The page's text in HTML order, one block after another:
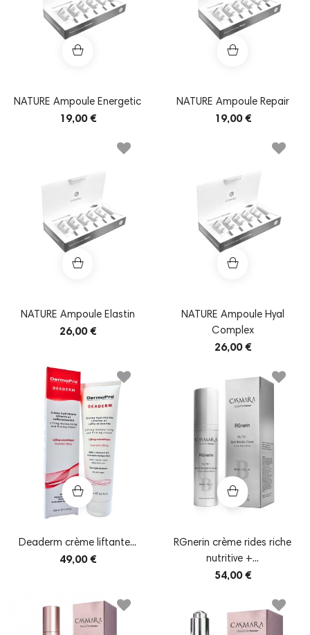
NATURE Ampoule Energetic
19,00 €
NATURE Ampoule Repair
19,00 €
NATURE Ampoule Elastin
26,00 €
NATURE Ampoule Hyal
Complex
26,00 €
Deaderm crème liftante...
49,00 €
RGnerin crème rides riche
nutritive +...
54,00 €